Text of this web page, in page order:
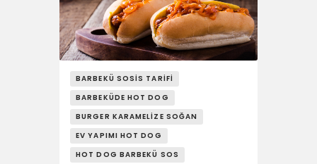
BBQ 101
YAŞAM
SOSY’LE!
BARBEKÜ SOSIS TARIFI
BARBEKÜDE HOT DOG
BURGER KARAMELIZE SOĞAN
EV YAPIMI HOT DOG
HOT DOG BARBEKÜ SOS